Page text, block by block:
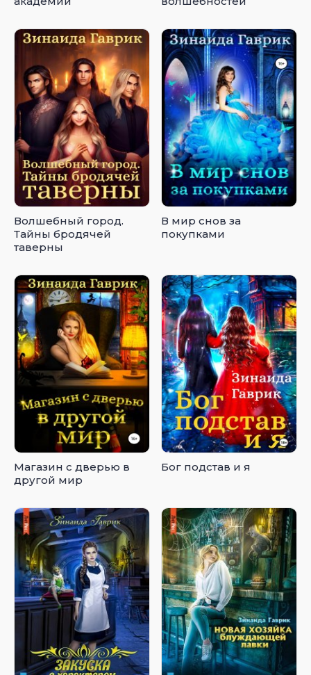
Волшебный город.
Тайны бродячей
таверны
В мир снов за
покупками
Магазин с дверью в
другой мир
Бог подстав и я